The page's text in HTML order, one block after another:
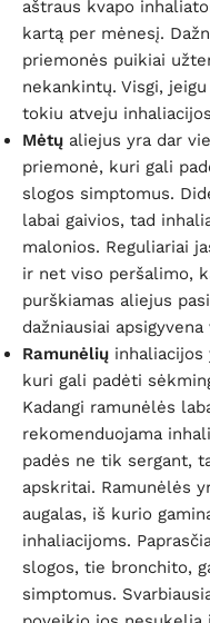
aštraus kvapo
kartą per mėnesį.
priemonės puikiai
nekankintų. Visgi,
tokiu atveju
Mėtų aliejus yra dar
priemonė, kuri gali
slogos simptomus.
labai gaivios, tad
malonios. Reguliariai
ir net viso peršalimo,
purškiamas aliejus
dažniausiai apsigyvena
Ramunėlių inhaliacijos
kuri gali padėti
Kadangi ramunėlės
rekomenduojama
padės ne tik sergant,
apskritai. Ramunėlės
augalas, iš kurio
inhaliacijoms.
slogos, tie bronchito,
simptomus.